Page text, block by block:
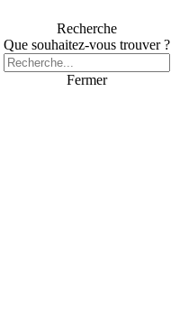
Recherche
Que souhaitez-vous trouver ?
Fermer